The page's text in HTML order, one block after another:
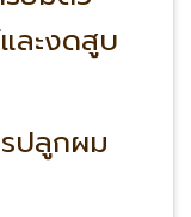
ละงดสูบ
ปลูกผม